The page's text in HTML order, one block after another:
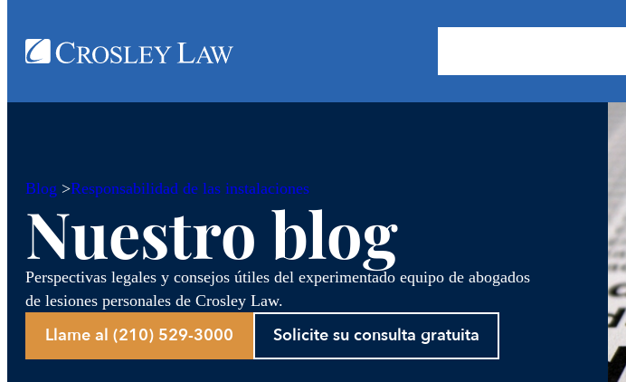
Blog >Responsabilidad de las instalaciones
Nuestro blog
Perspectivas legales y consejos útiles del experimentado equipo de abogados
de lesiones personales de Crosley Law.
Llame al (210) 529-3000 Solicite su consulta gratuita